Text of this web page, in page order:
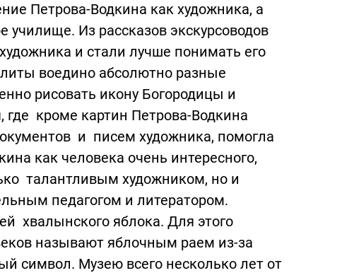
Петрова-Водкина как художника, а
училище. Из рассказов экскурсоводов
и стали лучше понимать его
воедино абсолютно разные
рисовать икону Богородицы и
кроме картин Петрова-Водкина
и писем художника, помогла
как человека очень интересного,
талантливым художником, но и
педагогом и литератором.
хвалынского яблока. Для этого
называют яблочным раем из-за
символ. Музею всего несколько лет от